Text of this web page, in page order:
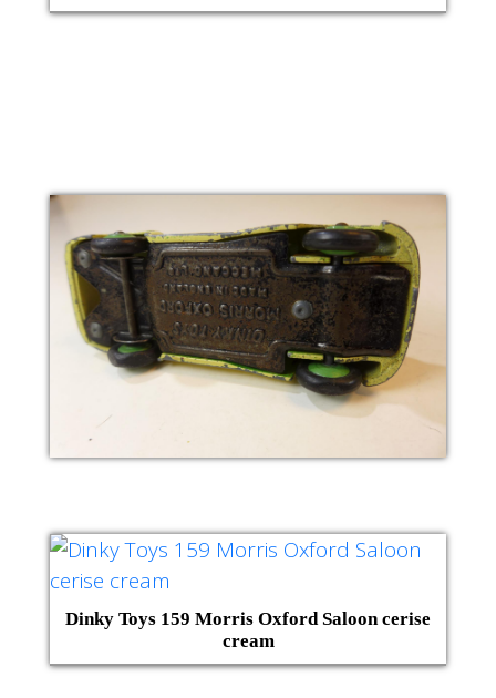
Dinky Toys 159 Morris Oxford Saloon cerise
cream